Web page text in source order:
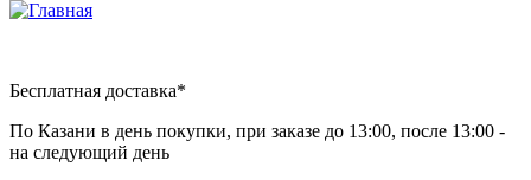
Бесплатная доставка*
По Казани в день покупки, при заказе до 13:00, после 13:00 -
на следующий день